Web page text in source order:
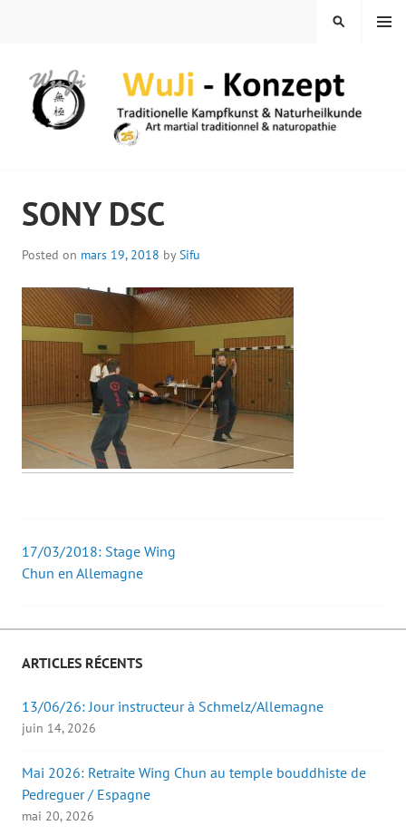
MENU
SEARCH
SONY DSC
Posted on mars 19, 2018 bySifu
Post
17/03/2018: Stage Wing
Chun en Allemagne
ARTICLES RÉCENTS
13/06/26: Jour instructeur à Schmelz/Allemagne
juin 14, 2026
Mai 2026: Retraite Wing Chun au temple bouddhiste de
Pedreguer / Espagne
mai 20, 2026